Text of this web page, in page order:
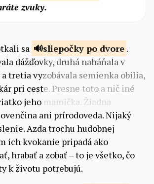
zvuky.
sa sliepočky po dvore .
dážďovky, druhá naháňala v
tretia vyzobávala semienka obilia,
pri ceste. Presne toto a nič iné
jeho mamička. Žiadna
ani prírodoveda. Nijaký
Azda trochu hudobnej
ich kvokanie pripadá ako
hrabať a zobať – to je všetko, čo
k životu potrebujú.